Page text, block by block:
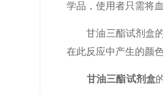
学品，使用者只需将
甘油三酯试剂盒的
在此反应中产生的颜
甘油三酯试剂盒